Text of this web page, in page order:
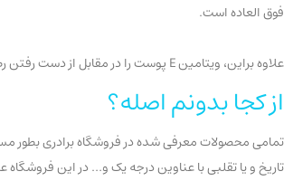
فوق العاده است.
علاوه براین، ویتامین E پوست را در مقابل از دست رفتن رطوبت محافظت میکند. بسته بندی فلزی، رژلب را از ذوب شدن هنگام قرار گرفتن در معرض گرما محافظت میکند.
از کجا بدونم اصله؟
تمامی محصولات معرفی شده در فروشگاه برادری بطور